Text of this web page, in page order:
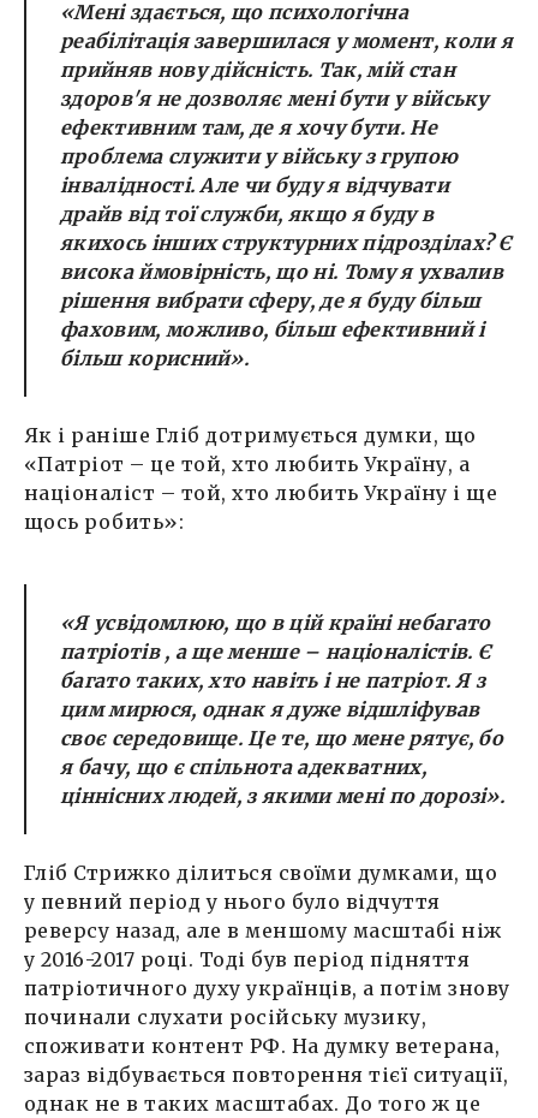
«Мені здається, що психологічна
реабілітація завершилася у момент, коли я
прийняв нову дійсність. Так, мій стан
здоров'я не дозволяє мені бути у війську
ефективним там, де я хочу бути. Не
проблема служити у війську з групою
інвалідності. Але чи буду я відчувати
драйв від тої служби, якщо я буду в
якихось інших структурних підрозділах? Є
висока ймовірність, що ні. Тому я ухвалив
рішення вибрати сферу, де я буду більш
фаховим, можливо, більш ефективний і
більш корисний».
Як і раніше Гліб дотримується думки, що
«Патріот – це той, хто любить Україну, а
націоналіст – той, хто любить Україну і ще
щось робить»:
«Я усвідомлюю, що в цій країні небагато
патріотів , а ще менше – націоналістів. Є
багато таких, хто навіть і не патріот. Я з
цим мирюся, однак я дуже відшліфував
своє середовище. Це те, що мене рятує, бо
я бачу, що є спільнота адекватних,
ціннісних людей, з якими мені по дорозі».
Гліб Стрижко ділиться своїми думками, що
у певний період у нього було відчуття
реверсу назад, але в меншому масштабі ніж
у 2016-2017 році. Тоді був період підняття
патріотичного духу українців, а потім знову
починали слухати російську музику,
споживати контент РФ. На думку ветерана,
зараз відбувається повторення тієї ситуації,
однак не в таких масштабах. До того ж це